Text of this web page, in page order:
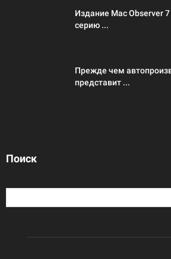
Издание Mac Observer
серию ...
Прежде чем
представит ...
Поиск